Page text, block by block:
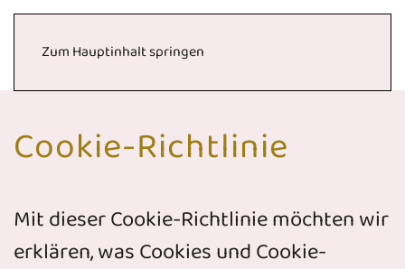
Zum Hauptinhalt springen
Cookie-Richtlinie
Mit dieser Cookie-Richtlinie möchten wir
erklären, was Cookies und Cookie-